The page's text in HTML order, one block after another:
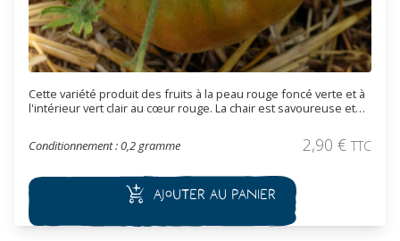
Cette variété produit des fruits à la peau rouge foncé verte et à
l'intérieur vert clair au cœur rouge. La chair est savoureuse et
Conditionnement : 0,2 gramme
2,90 € TTC
Ajouter au panier